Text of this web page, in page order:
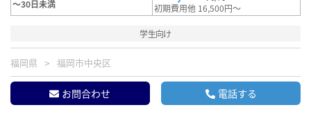
～30日未満
初期費用他 16,500円～
学生向け
福岡県 福岡市中央区
お問合わせ 電話する